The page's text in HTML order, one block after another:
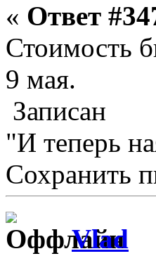
« Ответ
Стоимость
9 мая.
Записан
"И теперь
Сохранить
Vlad